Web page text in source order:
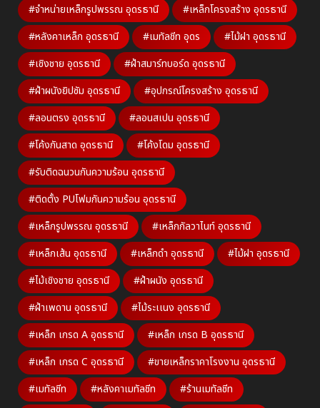
#จำหน่ายเหล็กรูปพรรณ อุดรธานี
#เหล็กโครงสร้าง อุดรธานี
#หลังคาเหล็ก อุดรธานี
#เมทัลชีท อุดร
#ไม้ฝา อุดรธานี
#เชิงชาย อุดรธานี
#ฝ้าสมาร์ทบอร์ด อุดรธานี
#ฝ้าผนังยิปซัม อุดรธานี
#อุปกรณ์โครงสร้าง อุดรธานี
#ลอนตรง อุดรธานี
#ลอนสเปน อุดรธานี
#โค้งกันสาด อุดรธานี
#โค้งโดม อุดรธานี
#รับติดฉนวนกันความร้อน อุดรธานี
#ติดตั้ง PUโฟมกันความร้อน อุดรธานี
#เหล็กรูปพรรณ อุดรธานี
#เหล็กกัลวาไนท์ อุดรธานี
#เหล็กเส้น อุดรธานี
#เหล็กดำ อุดรธานี
#ไม้ฝา อุดรธานี
#ไม้เชิงชาย อุดรธานี
#ฝ้าผนัง อุดรธานี
#ฝ้าเพดาน อุดรธานี
#ไม้ระเเนง อุดรธานี
#เหล็ก เกรด A อุดรธานี
#เหล็ก เกรด B อุดรธานี
#เหล็ก เกรด C อุดรธานี
#ขายเหล็กราคาโรงงาน อุดรธานี
#เมทัลชีท
#หลังคาเมทัลชีท
#ร้านเมทัลชีท